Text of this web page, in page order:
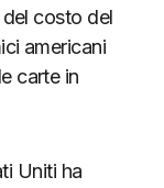
costo del
americani
carte in
Uniti ha